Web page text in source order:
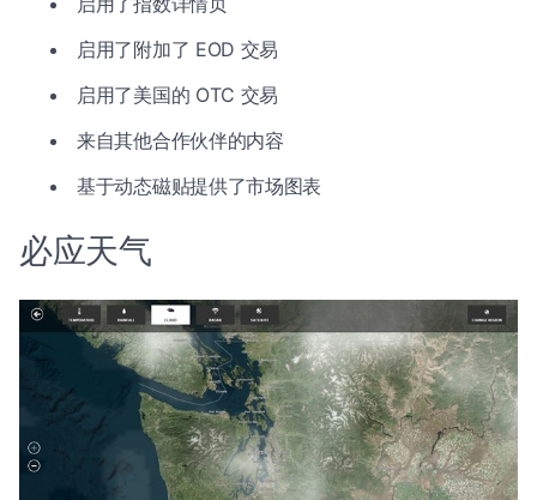
启用了附加了 EOD 交易
启用了美国的 OTC 交易
来自其他合作伙伴的内容
基于动态磁贴提供了市场图表
必应天气